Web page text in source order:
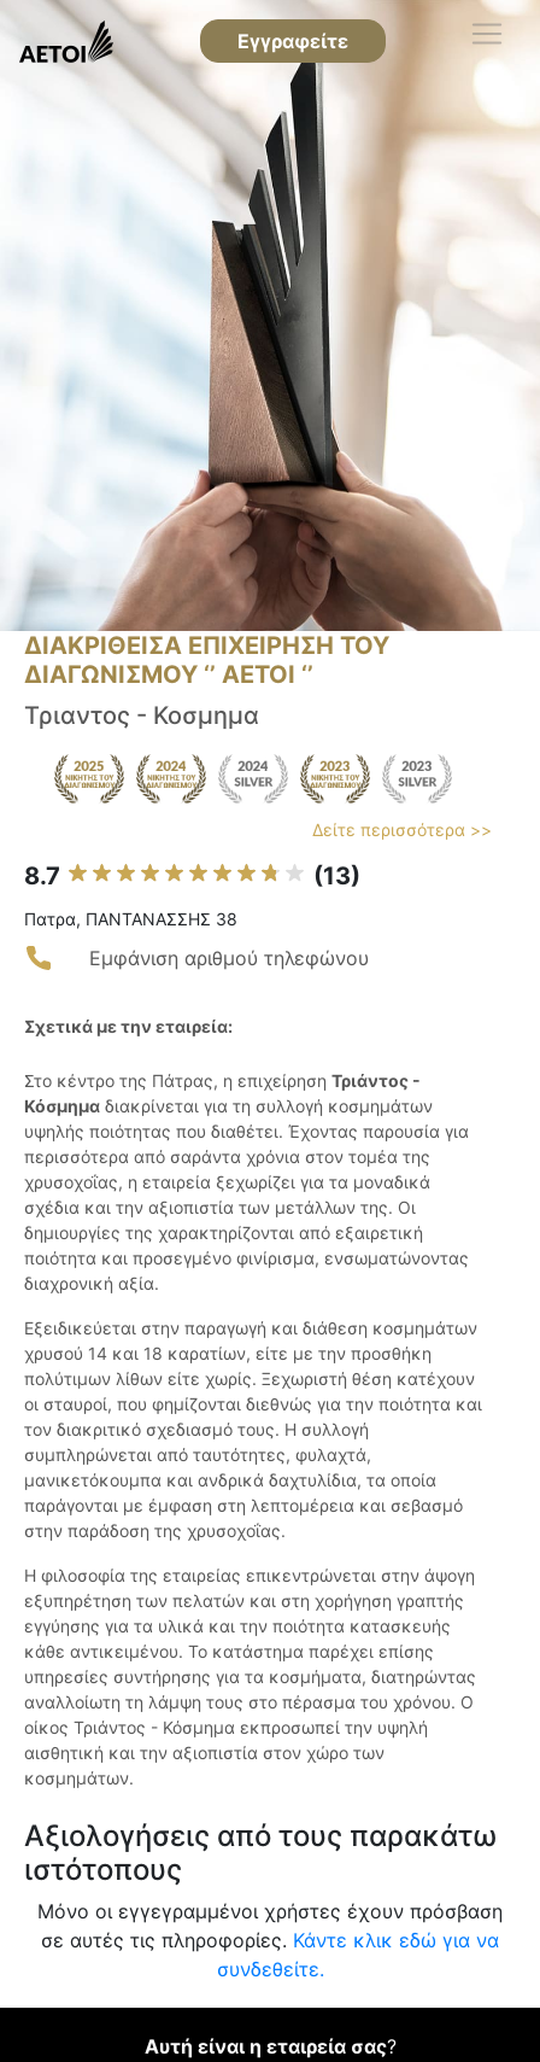
Εγγραφείτε
ΔΙΑΚΡΙΘΕΙΣΑ ΕΠΙΧΕΙΡΗΣΗ ΤΟΥ
ΔΙΑΓΩΝΙΣΜΟΥ ‘’ ΑΕΤΟΙ ‘’
Τριαντος - Κοσμημα
Δείτε περισσότερα >>
8.7 (13)
Πατρα, ΠΑΝΤΑΝΑΣΣΗΣ 38
Εμφάνιση αριθμού τηλεφώνου
Σχετικά με την εταιρεία:
Στο κέντρο της Πάτρας, η επιχείρηση Τριάντος -
Κόσμημα διακρίνεται για τη συλλογή κοσμημάτων
υψηλής ποιότητας που διαθέτει. Έχοντας παρουσία για
περισσότερα από σαράντα χρόνια στον τομέα της
χρυσοχοΐας, η εταιρεία ξεχωρίζει για τα μοναδικά
σχέδια και την αξιοπιστία των μετάλλων της. Οι
δημιουργίες της χαρακτηρίζονται από εξαιρετική
ποιότητα και προσεγμένο φινίρισμα, ενσωματώνοντας
διαχρονική αξία.
Εξειδικεύεται στην παραγωγή και διάθεση κοσμημάτων
χρυσού 14 και 18 καρατίων, είτε με την προσθήκη
πολύτιμων λίθων είτε χωρίς. Ξεχωριστή θέση κατέχουν
οι σταυροί, που φημίζονται διεθνώς για την ποιότητα και
τον διακριτικό σχεδιασμό τους. Η συλλογή
συμπληρώνεται από ταυτότητες, φυλαχτά,
μανικετόκουμπα και ανδρικά δαχτυλίδια, τα οποία
παράγονται με έμφαση στη λεπτομέρεια και σεβασμό
στην παράδοση της χρυσοχοΐας.
Η φιλοσοφία της εταιρείας επικεντρώνεται στην άψογη
εξυπηρέτηση των πελατών και στη χορήγηση γραπτής
εγγύησης για τα υλικά και την ποιότητα κατασκευής
κάθε αντικειμένου. Το κατάστημα παρέχει επίσης
υπηρεσίες συντήρησης για τα κοσμήματα, διατηρώντας
αναλλοίωτη τη λάμψη τους στο πέρασμα του χρόνου. Ο
οίκος Τριάντος - Κόσμημα εκπροσωπεί την υψηλή
αισθητική και την αξιοπιστία στον χώρο των
κοσμημάτων.
Αξιολογήσεις από τους παρακάτω
ιστότοπους
Μόνο οι εγγεγραμμένοι χρήστες έχουν πρόσβαση
σε αυτές τις πληροφορίες. Κάντε κλικ εδώ για να
συνδεθείτε.
Αυτή είναι η εταιρεία σας?